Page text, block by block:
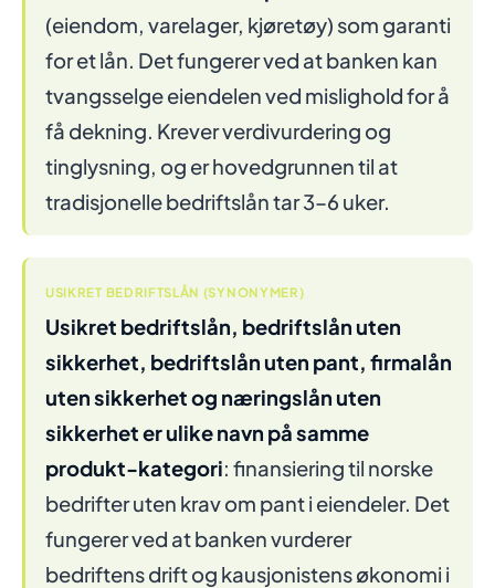
(eiendom, varelager, kjøretøy) som garanti
for et lån. Det fungerer ved at banken kan
tvangsselge eiendelen ved mislighold for å
få dekning. Krever verdivurdering og
tinglysning, og er hovedgrunnen til at
tradisjonelle bedriftslån tar 3–6 uker.
USIKRET BEDRIFTSLÅN (SYNONYMER)
Usikret bedriftslån, bedriftslån uten
sikkerhet, bedriftslån uten pant, firmalån
uten sikkerhet og næringslån uten
sikkerhet er ulike navn på samme
produkt-kategori: finansiering til norske
bedrifter uten krav om pant i eiendeler. Det
fungerer ved at banken vurderer
bedriftens drift og kausjonistens økonomi i